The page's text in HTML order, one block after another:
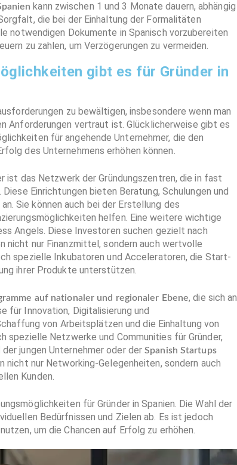
kann zwischen 1 und 3 Monate dauern, abhängig
die bei der Einhaltung der Formalitäten
notwendigen Dokumente in Spanisch vorzubereiten
zu zahlen, um Verzögerungen zu vermeiden.
gibt es für Gründer in
zu bewältigen, insbesondere wenn man
Anforderungen vertraut ist. Glücklicherweise gibt es
für angehende Unternehmer, die den
des Unternehmens erhöhen können.
ist das Netzwerk der Gründungszentren, die in fast
Einrichtungen bieten Beratung, Schulungen und
Sie können auch bei der Erstellung des
helfen. Eine weitere wichtige
Angels. Diese Investoren suchen gezielt nach
nicht nur Finanzmittel, sondern auch wertvolle
spezielle Inkubatoren und Acceleratoren, die Start-
ihrer Produkte unterstützen.
auf nationaler und regionaler Ebene, die sich an
für Innovation, Digitalisierung und
von Arbeitsplätzen und die Einhaltung von
spezielle Netzwerke und Communities für Gründer,
jungen Unternehmer oder derSpanish Startups
nicht nur Networking-Gelegenheiten, sondern auch
Kunden.
für Gründer in Spanien. Die Wahl der
Bedürfnissen und Zielen ab. Es ist jedoch
um die Chancen auf Erfolg zu erhöhen.